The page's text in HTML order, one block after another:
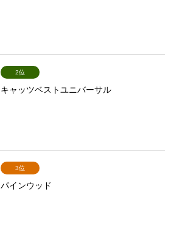
2位
キャッツベストユニバーサル
3位
パインウッド